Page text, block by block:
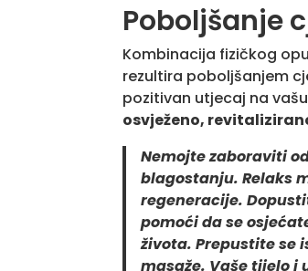
Poboljšanje
Kombinacija fizičkog
rezultira poboljšanjem
pozitivan utjecaj na
osvježeno,
Nemojte zaboraviti
blagostanju. Relaks
regeneracije.
pomoći da se
života. Prepustite se
masaže. Vaše tijelo i